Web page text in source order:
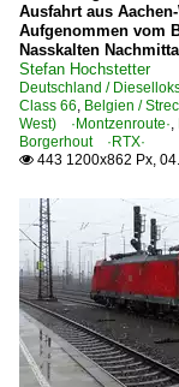
Ausfahrt aus
Aufgenommen vom
Nasskalten
Stefan Hochstetter
Deutschland /
Class 66 Belgien /
West) ·Montzenroute·
Borgerhout ·RTX·
 443 1200x862 Px,